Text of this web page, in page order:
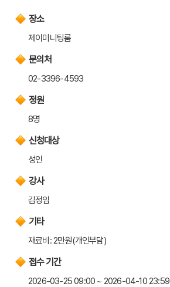
장소
제이미니팅룸
문의처
02-3396-4593
정원
8명
신청대상
성인
강사
김정임
기타
재료비: 2만원(개인부담)
접수 기간
2026-03-25 09:00 ~ 2026-04-10 23:59